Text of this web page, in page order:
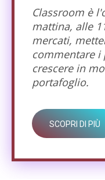
Classroom è
mattina, alle
mercati,
commentare i
crescere in
portafoglio.
SCOPRI DI PIÙ